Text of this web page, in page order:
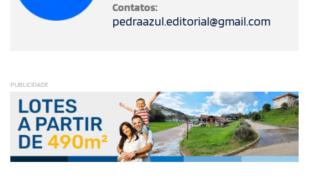
Contatos:
pedraazul.editorial@gmail.com
PUBLICIDADE